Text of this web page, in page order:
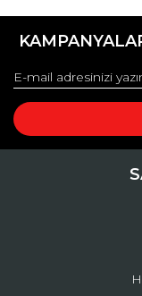
konularda yetersiz
Görüş ve
Ürün resmi
Ürün
Ürün fiyatı diğer